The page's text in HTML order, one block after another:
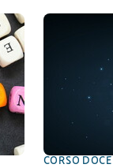
CORSO